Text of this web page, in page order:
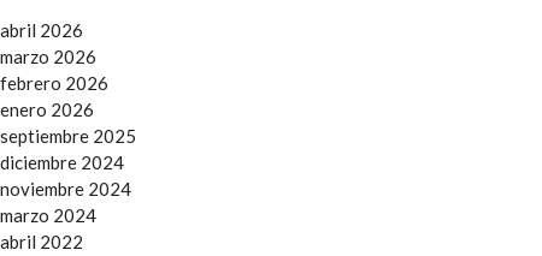
abril 2026
marzo 2026
febrero 2026
enero 2026
septiembre 2025
diciembre 2024
noviembre 2024
marzo 2024
abril 2022